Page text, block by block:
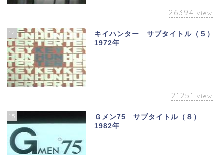
26394 view
14
キイハンター サブタイトル（５）
1972年
21251 view
15
Ｇメン75 サブタイトル（８）
1982年